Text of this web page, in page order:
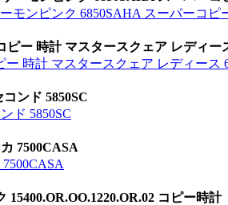
モンピンク 6850SAHA スーパーコピ
ー 時計 マスタースクェア レディー
時計 マスタースクェア レディース
ンド 5850SC
ド 5850SC
7500CASA
コピー時計